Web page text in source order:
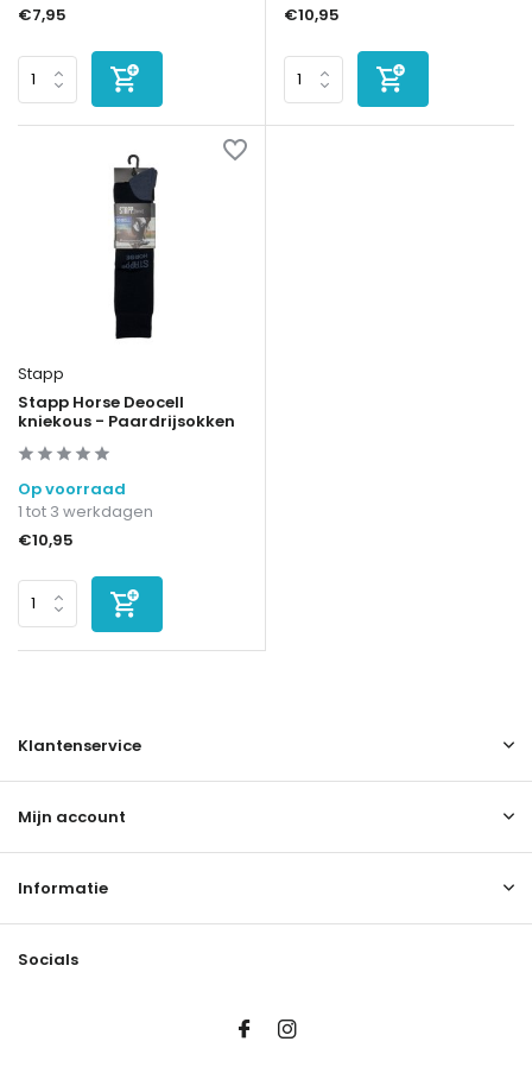
€7,95
€10,95
Stapp
Stapp Horse Deocell
kniekous - Paardrijsokken
Op voorraad
1 tot 3 werkdagen
€10,95
Klantenservice
Mijn account
Informatie
Socials